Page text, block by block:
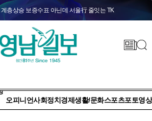
계층상승 보증수표 아닌데 서울行 줄잇는 TK
오피니언사회정치 경제생활/문화스포츠포토영상